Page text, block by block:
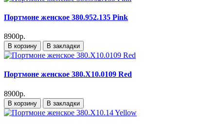
Портмоне женское 380.952.135 Pink
8900р.
В корзину В закладки
Портмоне женское 380.X10.0109 Red
8900р.
В корзину В закладки